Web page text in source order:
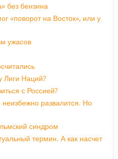
без бензина
«поворот на Восток», или у
ужасов
Лиги Наций?
с Россией?
развалится. Но
синдром
термин. А как насчет